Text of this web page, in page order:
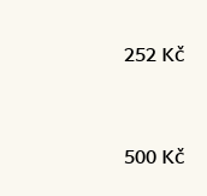
252 Kč
500 Kč